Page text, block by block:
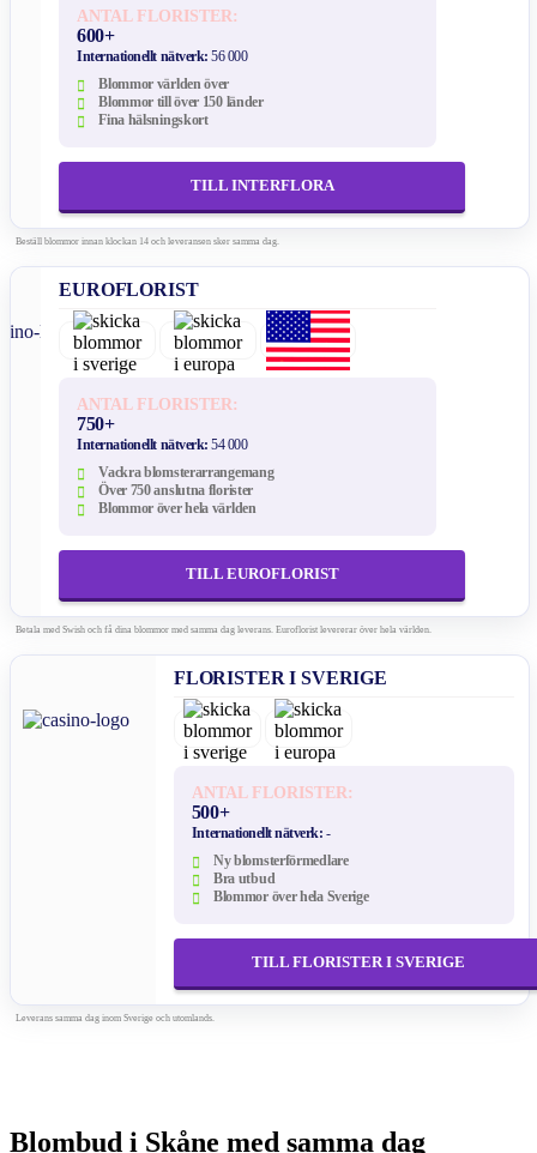
ANTAL FLORISTER:
600+
Internationellt nätverk:56 000
Blommor världen över
Blommor till över 150 länder
Fina hälsningskort
TILL INTERFLORA
Beställ blommor innan klockan 14 och leveransen sker samma dag.
EUROFLORIST
ANTAL FLORISTER:
750+
Internationellt nätverk:54 000
Vackra blomsterarrangemang
Över 750 anslutna florister
Blommor över hela världen
TILL EUROFLORIST
Betala med Swish och få dina blommor med samma dag leverans. Euroflorist levererar över hela världen.
FLORISTER I SVERIGE
ANTAL FLORISTER:
500+
Internationellt nätverk: -
Ny blomsterförmedlare
Bra utbud
Blommor över hela Sverige
TILL FLORISTER I SVERIGE
Leverans samma dag inom Sverige och utomlands.
Blombud i Skåne med samma dag